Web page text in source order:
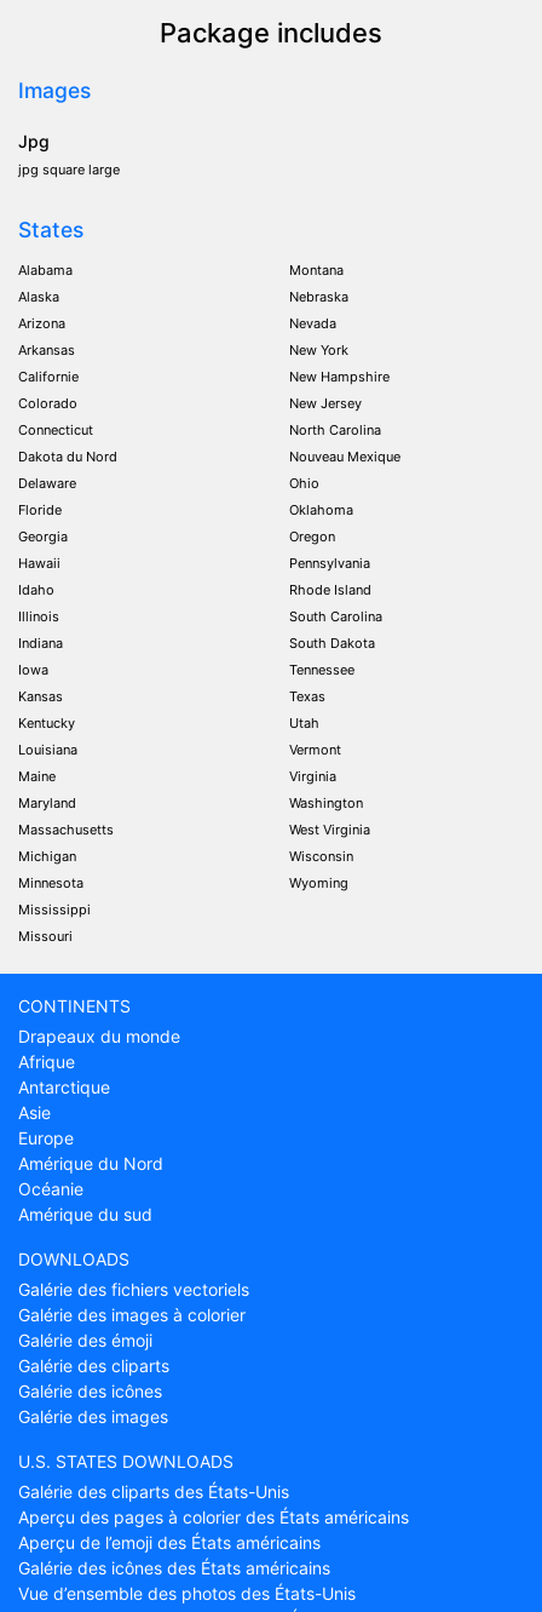
Package includes
Images
Jpg
jpg square large
States
Alabama
Alaska
Arizona
Arkansas
Californie
Colorado
Connecticut
Dakota du Nord
Delaware
Floride
Georgia
Hawaii
Idaho
Illinois
Indiana
Iowa
Kansas
Kentucky
Louisiana
Maine
Maryland
Massachusetts
Michigan
Minnesota
Mississippi
Missouri
Montana
Nebraska
Nevada
New York
New Hampshire
New Jersey
North Carolina
Nouveau Mexique
Ohio
Oklahoma
Oregon
Pennsylvania
Rhode Island
South Carolina
South Dakota
Tennessee
Texas
Utah
Vermont
Virginia
Washington
West Virginia
Wisconsin
Wyoming
CONTINENTS
Drapeaux du monde
Afrique
Antarctique
Asie
Europe
Amérique du Nord
Océanie
Amérique du sud
DOWNLOADS
Galérie des fichiers vectoriels
Galérie des images à colorier
Galérie des émoji
Galérie des cliparts
Galérie des icônes
Galérie des images
U.S. STATES DOWNLOADS
Galérie des cliparts des États-Unis
Aperçu des pages à colorier des États américains
Aperçu de l’emoji des États américains
Galérie des icônes des États américains
Vue d’ensemble des photos des États-Unis